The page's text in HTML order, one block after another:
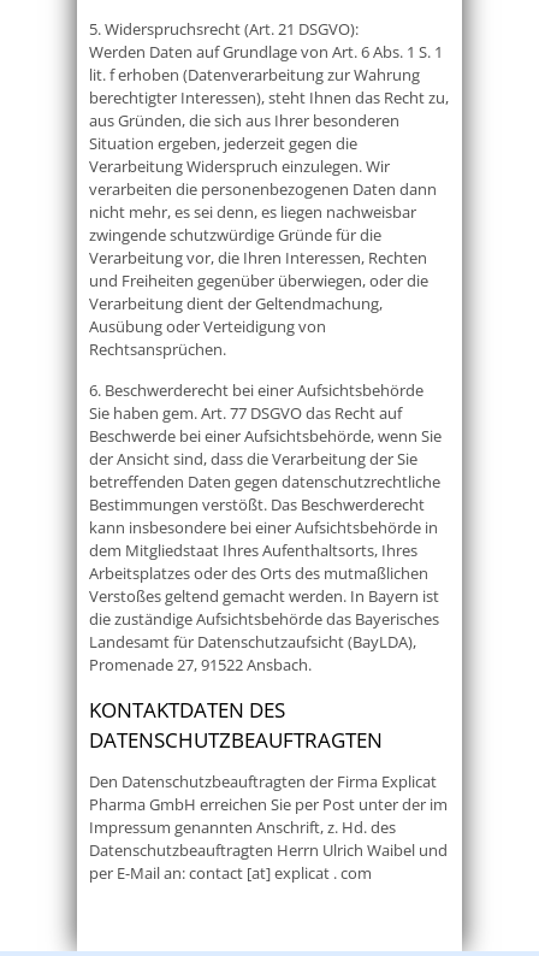
5. Widerspruchsrecht (Art. 21 DSGVO):
Werden Daten auf Grundlage von Art. 6 Abs. 1 S. 1
lit. f erhoben (Datenverarbeitung zur Wahrung
berechtigter Interessen), steht Ihnen das Recht zu,
aus Gründen, die sich aus Ihrer besonderen
Situation ergeben, jederzeit gegen die
Verarbeitung Widerspruch einzulegen. Wir
verarbeiten die personenbezogenen Daten dann
nicht mehr, es sei denn, es liegen nachweisbar
zwingende schutzwürdige Gründe für die
Verarbeitung vor, die Ihren Interessen, Rechten
und Freiheiten gegenüber überwiegen, oder die
Verarbeitung dient der Geltendmachung,
Ausübung oder Verteidigung von
Rechtsansprüchen.
6. Beschwerderecht bei einer Aufsichtsbehörde
Sie haben gem. Art. 77 DSGVO das Recht auf
Beschwerde bei einer Aufsichtsbehörde, wenn Sie
der Ansicht sind, dass die Verarbeitung der Sie
betreffenden Daten gegen datenschutzrechtliche
Bestimmungen verstößt. Das Beschwerderecht
kann insbesondere bei einer Aufsichtsbehörde in
dem Mitgliedstaat Ihres Aufenthaltsorts, Ihres
Arbeitsplatzes oder des Orts des mutmaßlichen
Verstoßes geltend gemacht werden. In Bayern ist
die zuständige Aufsichtsbehörde das Bayerisches
Landesamt für Datenschutzaufsicht (BayLDA),
Promenade 27, 91522 Ansbach.
KONTAKTDATEN DES
DATENSCHUTZBEAUFTRAGTEN
Den Datenschutzbeauftragten der Firma Explicat
Pharma GmbH erreichen Sie per Post unter der im
Impressum genannten Anschrift, z. Hd. des
Datenschutzbeauftragten Herrn Ulrich Waibel und
per E-Mail an: contact [at] explicat . com